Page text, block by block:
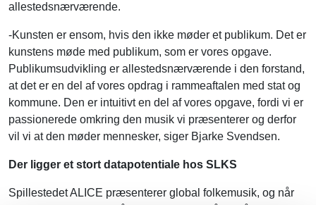
allestedsnærværende.
-Kunsten er ensom, hvis den ikke møder et publikum. Det er
kunstens møde med publikum, som er vores opgave.
Publikumsudvikling er allestedsnærværende i den forstand,
at det er en del af vores opdrag i rammeaftalen med stat og
kommune. Den er intuitivt en del af vores opgave, fordi vi er
passionerede omkring den musik vi præsenterer og derfor
vil vi at den møder mennesker, siger Bjarke Svendsen.
Der ligger et stort datapotentiale hos SLKS
Spillestedet ALICE præsenterer global folkemusik, og når